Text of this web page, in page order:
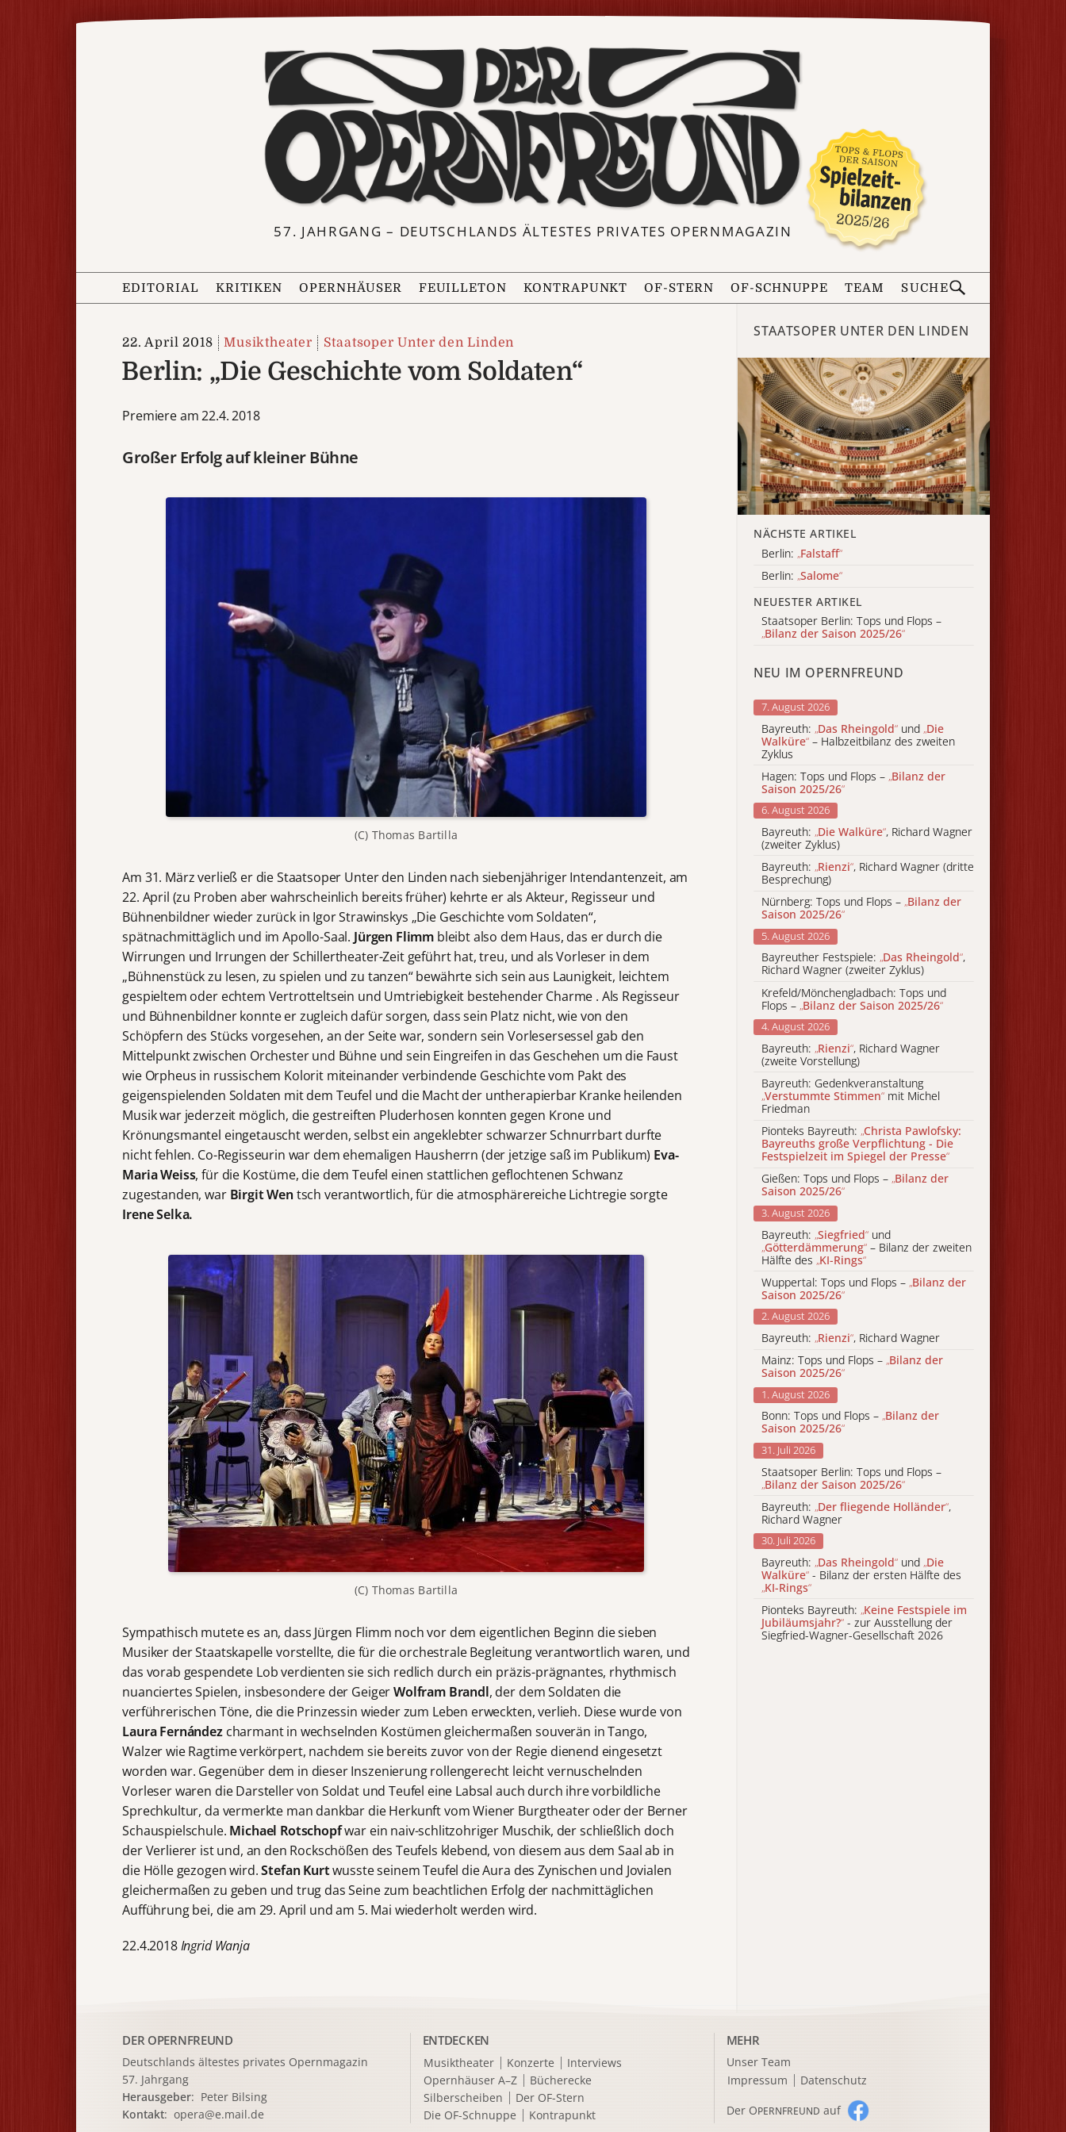
57. JAHRGANG – DEUTSCHLANDS ÄLTESTES PRIVATES OPERNMAGAZIN
EDITORIAL KRITIKEN OPERNHÄUSER FEUILLETON KONTRAPUNKT OF-STERN OF-SCHNUPPE TEAM SUCHE
22. April 2018 Musiktheater Staatsoper Unter den Linden
Berlin: „Die Geschichte vom Soldaten“
Premiere am 22.4. 2018
Großer Erfolg auf kleinerBühne
(C) Thomas Bartilla
Am 31. März verließ er die Staatsoper Unter den Linden nach siebenjähriger Intendantenzeit, am
22. April (zu Proben aber wahrscheinlich bereits früher) kehrte er als Akteur, Regisseur und
Bühnenbildner wieder zurück in Igor Strawinskys „Die Geschichte vom Soldaten“,
spätnachmittäglich und im Apollo-Saal. Jürgen Flimm bleibt also dem Haus, das er durch die
Wirrungen und Irrungen der Schillertheater-Zeit geführt hat, treu, und als Vorleser in dem
„Bühnenstück zu lesen, zu spielen und zu tanzen“ bewährte sich sein aus Launigkeit, leichtem
gespieltem oder echtem Vertrotteltsein und Umtriebigkeit bestehender Charme . Als Regisseur
und Bühnenbildner konnte er zugleich dafür sorgen, dass sein Platz nicht, wie von den
Schöpfern des Stücks vorgesehen, an der Seite war, sondern sein Vorlesersessel gab den
Mittelpunkt zwischen Orchester und Bühne und sein Eingreifen in das Geschehen um die Faust
wie Orpheus in russischem Kolorit miteinander verbindende Geschichte vom Pakt des
geigenspielenden Soldaten mit dem Teufel und die Macht der untherapierbar Kranke heilenden
Musik war jederzeit möglich, die gestreiften Pluderhosen konnten gegen Krone und
Krönungsmantel eingetauscht werden, selbst ein angeklebter schwarzer Schnurrbart durfte
nicht fehlen. Co-Regisseurin war dem ehemaligen Hausherrn (der jetzige saß im Publikum) Eva-
Maria Weiss, für die Kostüme, die dem Teufel einen stattlichen geflochtenen Schwanz
zugestanden, war Birgit Wentsch verantwortlich, für die atmosphärereiche Lichtregie sorgte
Irene Selka.
(C) Thomas Bartilla
Sympathisch mutete es an, dass Jürgen Flimm noch vor dem eigentlichen Beginn die sieben
Musiker der Staatskapelle vorstellte, die für die orchestrale Begleitung verantwortlich waren, und
das vorab gespendete Lob verdienten sie sich redlich durch ein präzis-prägnantes, rhythmisch
nuanciertes Spielen, insbesondere der GeigerWolfram Brandl, der dem Soldaten die
verführerischen Töne, die die Prinzessin wieder zum Leben erweckten, verlieh. Diese wurde von
Laura Fernándezcharmant in wechselnden Kostümen gleichermaßen souverän in Tango,
Walzer wie Ragtime verkörpert, nachdem sie bereits zuvor von der Regie dienend eingesetzt
worden war. Gegenüber dem in dieser Inszenierung rollengerecht leicht vernuschelnden
Vorleser waren die Darsteller von Soldat und Teufel eine Labsal auch durch ihre vorbildliche
Sprechkultur, da vermerkte man dankbar die Herkunft vom Wiener Burgtheater oder der Berner
Schauspielschule. Michael Rotschopfwar ein naiv-schlitzohriger Muschik, der schließlich doch
der Verlierer ist und, an den Rockschößen des Teufels klebend, von diesem aus dem Saal ab in
die Hölle gezogen wird.Stefan Kurtwusste seinem Teufel die Aura des Zynischen und Jovialen
gleichermaßen zu geben und trug das Seine zum beachtlichen Erfolg der nachmittäglichen
Aufführung bei, die am 29. April und am 5. Mai wiederholt werden wird.
22.4.2018Ingrid Wanja
STAATSOPER UNTER DEN LINDEN
NÄCHSTE ARTIKEL
Berlin: „Falstaff“
Berlin: „Salome“
NEUESTER ARTIKEL
Staatsoper Berlin: Tops und Flops –
„Bilanz der Saison 2025/26“
NEU IM OPERNFREUND
7. August 2026
Bayreuth: „Das Rheingold“ und „Die
Walküre“ – Halbzeitbilanz des zweiten
Zyklus
Hagen: Tops und Flops – „Bilanz der
Saison 2025/26“
6. August 2026
Bayreuth: „Die Walküre“, Richard Wagner
(zweiter Zyklus)
Bayreuth: „Rienzi“, Richard Wagner (dritte
Besprechung)
Nürnberg: Tops und Flops – „Bilanz der
Saison 2025/26“
5. August 2026
Bayreuther Festspiele: „Das Rheingold“,
Richard Wagner (zweiter Zyklus)
Krefeld/Mönchengladbach: Tops und
Flops – „Bilanz der Saison 2025/26“
4. August 2026
Bayreuth: „Rienzi“, Richard Wagner
(zweite Vorstellung)
Bayreuth: Gedenkveranstaltung
„Verstummte Stimmen“ mit Michel
Friedman
Pionteks Bayreuth: „Christa Pawlofsky:
Bayreuths große Verpflichtung - Die
Festspielzeit im Spiegel der Presse“
Gießen: Tops und Flops – „Bilanz der
Saison 2025/26“
3. August 2026
Bayreuth: „Siegfried“ und
„Götterdämmerung“ – Bilanz der zweiten
Hälfte des „KI-Rings“
Wuppertal: Tops und Flops – „Bilanz der
Saison 2025/26“
2. August 2026
Bayreuth: „Rienzi“, Richard Wagner
Mainz: Tops und Flops – „Bilanz der
Saison 2025/26“
1. August 2026
Bonn: Tops und Flops – „Bilanz der
Saison 2025/26“
31. Juli 2026
Staatsoper Berlin: Tops und Flops –
„Bilanz der Saison 2025/26“
Bayreuth: „Der fliegende Holländer“,
Richard Wagner
30. Juli 2026
Bayreuth: „Das Rheingold“ und „Die
Walküre“ - Bilanz der ersten Hälfte des
„KI-Rings“
Pionteks Bayreuth: „Keine Festspiele im
Jubiläumsjahr?“ - zur Ausstellung der
Siegfried-Wagner-Gesellschaft 2026
DER OPERNFREUND
Deutschlands ältestes privates Opernmagazin
57. Jahrgang
Herausgeber: Peter Bilsing
Kontakt:opera@e.mail.de
ENTDECKEN
Musiktheater Konzerte
Interviews
Opernhäuser A–Z
Bücherecke
Silberscheiben
Der OF-Stern
Die OF-Schnuppe
Kontrapunkt
MEHR
Unser Team
Impressum
Datenschutz
Der OPERNFREUND auf